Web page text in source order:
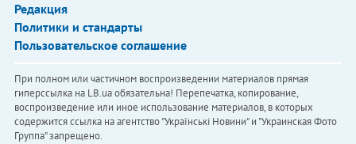
Редакция
Политики и стандарты
Пользовательское соглашение
При полном или частичном воспроизведении материалов прямая
гиперссылка на LB.ua обязательна! Перепечатка, копирование,
воспроизведение или иное использование материалов, в которых
содержится ссылка на агентство "Українськi Новини" и "Украинская Фото
Группа" запрещено.